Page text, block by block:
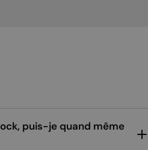
puis-je quand même